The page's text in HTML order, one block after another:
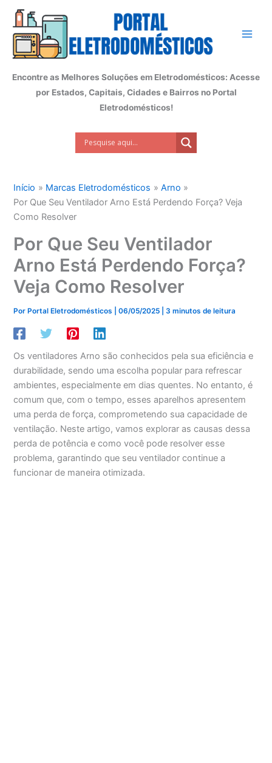
conteúdo
Encontre as Melhores Soluções em Eletrodomésticos: Acesse
por Estados, Capitais, Cidades e Bairros no Portal
Eletrodomésticos!
Início Marcas Eletrodomésticos
Arno
Por Que Seu Ventilador Arno Está Perdendo Força? Veja
Como Resolver
Por Que Seu Ventilador
Arno Está Perdendo Força?
Veja Como Resolver
PorPortal Eletrodomésticos |06/05/2025 |3 minutos de leitura
Os ventiladores Arno são conhecidos pela sua eficiência e
durabilidade, sendo uma escolha popular para refrescar
ambientes, especialmente em dias quentes. No entanto, é
comum que, com o tempo, esses aparelhos apresentem
uma perda de força, comprometendo sua capacidade de
ventilação. Neste artigo, vamos explorar as causas dessa
perda de potência e como você pode resolver esse
problema, garantindo que seu ventilador continue a
funcionar de maneira otimizada.